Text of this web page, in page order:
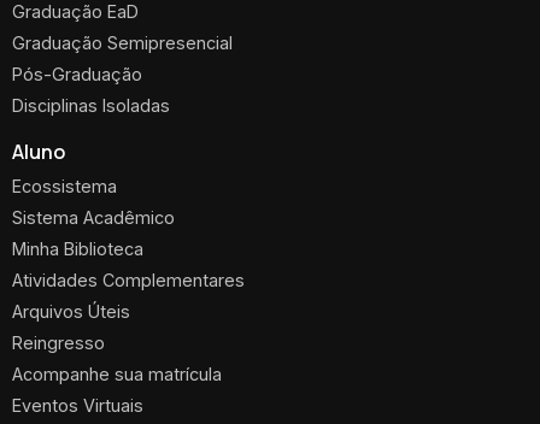
Graduação EaD
Graduação Semipresencial
Pós-Graduação
Disciplinas Isoladas
Aluno
Ecossistema
Sistema Acadêmico
Minha Biblioteca
Atividades Complementares
Arquivos Úteis
Reingresso
Acompanhe sua matrícula
Eventos Virtuais